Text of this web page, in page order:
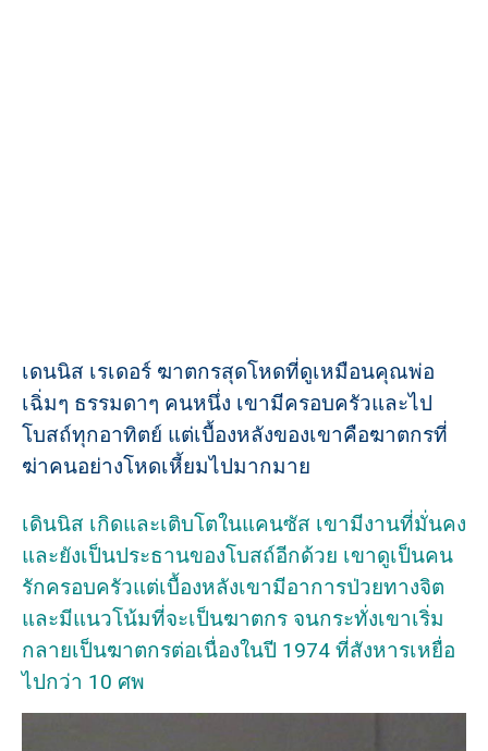
เดนนิส เรเดอร์ ฆาตกรสุดโหดที่ดูเหมือนคุณพ่อ
เฉิ่มๆ ธรรมดาๆ คนหนึ่ง เขามีครอบครัวและไป
โบสถ์ทุกอาทิตย์ แต่เบื้องหลังของเขาคือฆาตกรที่
ฆ่าคนอย่างโหดเหี้ยมไปมากมาย
เดินนิส เกิดและเติบโตในแคนซัส เขามีงานที่มั่นคง
และยังเป็นประธานของโบสถ์อีกด้วย เขาดูเป็นคน
รักครอบครัวแต่เบื้องหลังเขามีอาการป่วยทางจิต
และมีแนวโน้มที่จะเป็นฆาตกร จนกระทั่งเขาเริ่ม
กลายเป็นฆาตกรต่อเนื่องในปี 1974 ที่สังหารเหยื่อ
ไปกว่า 10 ศพ